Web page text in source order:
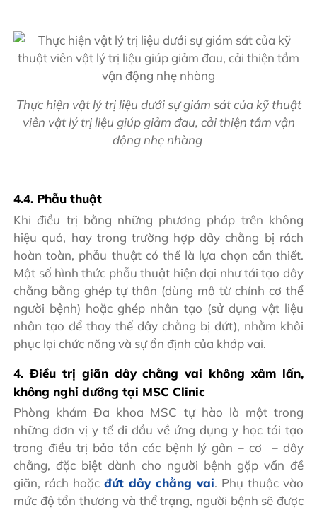
Thực hiện vật lý trị liệu dưới sự giám sát của kỹ thuật
viên vật lý trị liệu giúp giảm đau, cải thiện tầm vận
động nhẹ nhàng
4.4. Phẫu thuật
Khi điều trị bằng những phương pháp trên không
hiệu quả, hay trong trường hợp dây chằng bị rách
hoàn toàn, phẫu thuật có thể là lựa chọn cần thiết.
Một số hình thức phẫu thuật hiện đại như tái tạo dây
chằng bằng ghép tự thân (dùng mô từ chính cơ thể
người bệnh) hoặc ghép nhân tạo (sử dụng vật liệu
nhân tạo để thay thế dây chằng bị đứt), nhằm khôi
phục lại chức năng và sự ổn định của khớp vai.
4. Điều trị giãn dây chằng vai không xâm lấn,
không nghỉ dưỡng tại MSC Clinic
Phòng khám Đa khoa MSC tự hào là một trong
những đơn vị y tế đi đầu về ứng dụng y học tái tạo
trong điều trị bảo tồn các bệnh lý gân – cơ – dây
chằng, đặc biệt dành cho người bệnh gặp vấn đề
giãn, rách hoặcđứt dây chằng vai. Phụ thuộc vào
mức độ tổn thương và thể trạng, người bệnh sẽ được